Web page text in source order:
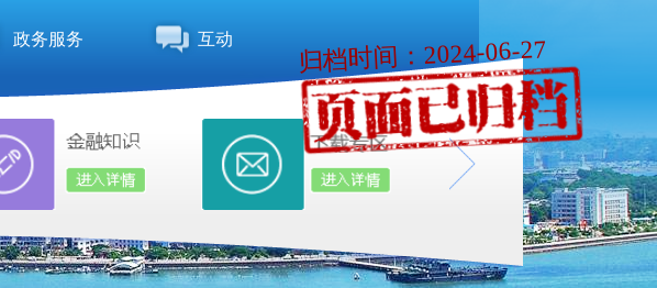
归档时间：2024-06-27
政务服务 互动